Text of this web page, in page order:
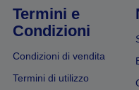
Termini e
Condizioni
Condizioni di vendita
Termini di utilizzo